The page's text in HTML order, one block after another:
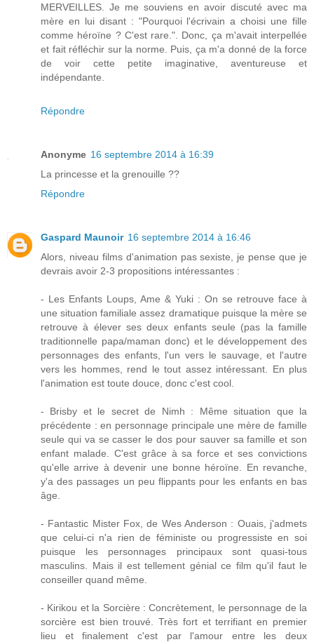
MERVEILLES. Je me souviens en avoir discuté avec ma
mère en lui disant : "Pourquoi l'écrivain a choisi une fille
comme héroïne ? C'est rare.". Donc, ça m'avait interpellée
et fait réfléchir sur la norme. Puis, ça m'a donné de la force
de voir cette petite imaginative, aventureuse et
indépendante.
Répondre
Anonyme 16 septembre 2014 à 16:39
La princesse et la grenouille ??
Répondre
Gaspard Maunoir 16 septembre 2014 à 16:46
Alors, niveau films d'animation pas sexiste, je pense que je
devrais avoir 2-3 propositions intéressantes :
- Les Enfants Loups, Ame & Yuki : On se retrouve face à
une situation familiale assez dramatique puisque la mère se
retrouve à élever ses deux enfants seule (pas la famille
traditionnelle papa/maman donc) et le développement des
personnages des enfants, l'un vers le sauvage, et l'autre
vers les hommes, rend le tout assez intéressant. En plus
l'animation est toute douce, donc c'est cool.
- Brisby et le secret de Nimh : Même situation que la
précédente : en personnage principale une mère de famille
seule qui va se casser le dos pour sauver sa famille et son
enfant malade. C'est grâce à sa force et ses convictions
qu'elle arrive à devenir une bonne héroïne. En revanche,
y'a des passages un peu flippants pour les enfants en bas
âge.
- Fantastic Mister Fox, de Wes Anderson : Ouais, j'admets
que celui-ci n'a rien de féministe ou progressiste en soi
puisque les personnages principaux sont quasi-tous
masculins. Mais il est tellement génial ce film qu'il faut le
conseiller quand même.
- Kirikou et la Sorcière : Concrètement, le personnage de la
sorcière est bien trouvé. Très fort et terrifiant en premier
lieu et finalement c'est par l'amour entre les deux